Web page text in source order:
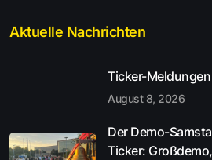
Aktuelle Nachrichten
Ticker-
August 8, 2026
Der Demo-
Ticker: